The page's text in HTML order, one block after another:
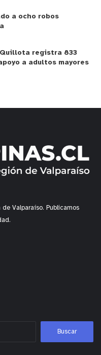
a ocho robos
registra 833
a adultos mayores
Valparaíso. Publicamos